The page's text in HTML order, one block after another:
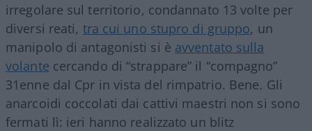
irregolare sul territorio, condannato 13 volte per
diversi reati, tra cui uno stupro di gruppo, un
manipolo di antagonisti si è avventato sulla
volante cercando di “strappare” il “compagno”
31enne dal Cpr in vista del rimpatrio. Bene. Gli
anarcoidi coccolati dai cattivi maestri non si sono
fermati lì: ieri hanno realizzato un blitz